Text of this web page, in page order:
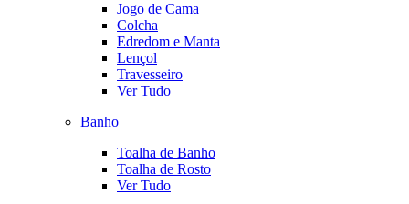
Jogo de Cama
Colcha
Edredom e Manta
Lençol
Travesseiro
Ver Tudo
Banho
Toalha de Banho
Toalha de Rosto
Ver Tudo